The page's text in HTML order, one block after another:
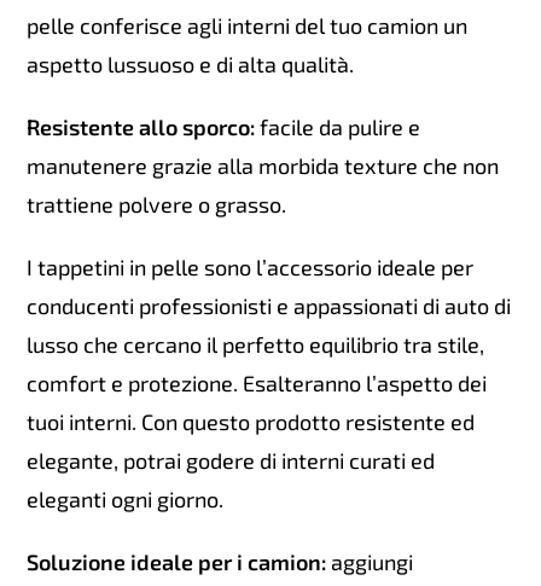
pelle conferisce agli interni del tuo camion un
aspetto lussuoso e di alta qualità.
Resistente allo sporco:facile da pulire e
manutenere grazie alla morbida texture che non
trattiene polvere o grasso.
I tappetini in pelle sono l’accessorio ideale per
conducenti professionisti e appassionati di auto di
lusso che cercano il perfetto equilibrio tra stile,
comfort e protezione. Esalteranno l’aspetto dei
tuoi interni. Con questo prodotto resistente ed
elegante, potrai godere di interni curati ed
eleganti ogni giorno.
Soluzione ideale per i camion: aggiungi